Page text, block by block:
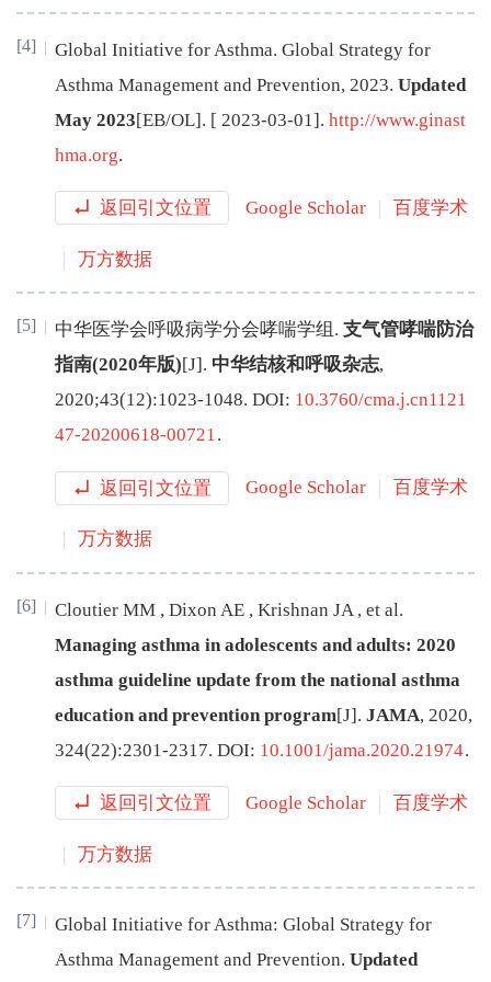
[4] Global Initiative for Asthma. Global Strategy for
Asthma Management and Prevention, 2023. Updated
May 2023[EB/OL]. [ 2023-03-01]. http://www.ginast
hma.org.
返回引文位置 Google Scholar 百度学术
万方数据
[5] 中华医学会呼吸病学分会哮喘学组 . 支气管哮喘防治
指南(2020年版)[J] . 中华结核和呼吸杂志,
2020;43(12):1023-1048. DOI: 10.3760/cma.j.cn1121
47-20200618-00721.
返回引文位置 Google Scholar 百度学术
万方数据
[6] Cloutier MM , Dixon AE , Krishnan JA , et al.
Managing asthma in adolescents and adults: 2020
asthma guideline update from the national asthma
education and prevention program[J]. JAMA, 2020,
324(22):2301-2317. DOI: 10.1001/jama.2020.21974.
返回引文位置 Google Scholar 百度学术
万方数据
[7] Global Initiative for Asthma: Global Strategy for
Asthma Management and Prevention. Updated